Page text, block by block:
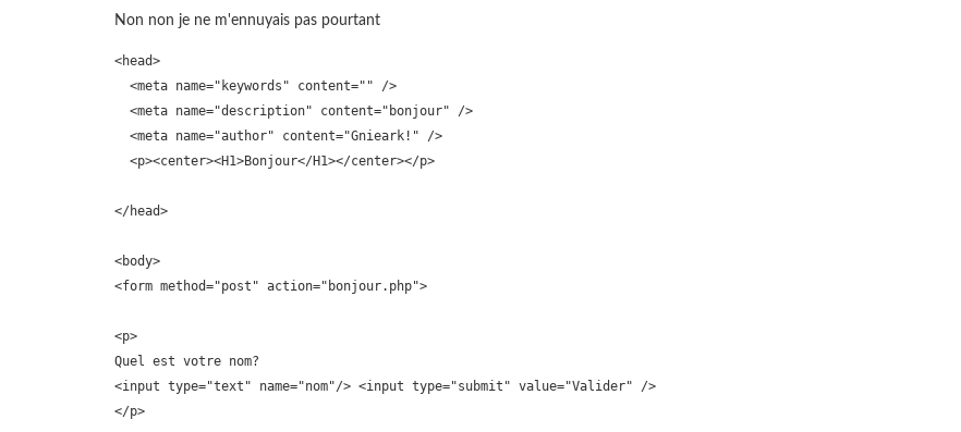
Non non je ne m'ennuyais pas pourtant
<head>
  <meta name="keywords" content="" />
  <meta name="description" content="bonjour" />
  <meta name="author" content="Gnieark!" />
  <p><center><H1>Bonjour</H1></center></p>
</head>
<body>
<form method="post" action="bonjour.php">
<p>
Quel est votre nom?
<input type="text" name="nom"/> <input type="submit" value="Valider" />
</p>